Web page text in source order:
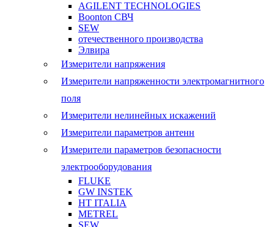
AGILENT TECHNOLOGIES
Boonton СВЧ
SEW
отечественного производства
Элвира
Измерители напряжения
Измерители напряженности электромагнитного
поля
Измерители нелинейных искажений
Измерители параметров антенн
Измерители параметров безопасности
электрооборудования
FLUKE
GW INSTEK
HT ITALIA
METREL
SEW